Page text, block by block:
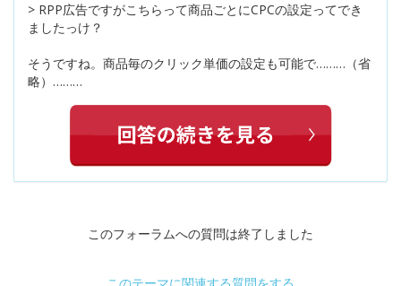
> RPP広告ですがこちらって商品ごとにCPCの設定ってでき
ましたっけ？
そうですね。商品毎のクリック単価の設定も可能で………（省
略）………
このフォーラムへの質問は終了しました